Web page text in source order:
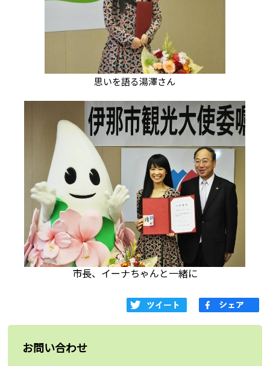
思いを語る湯澤さん
市長、イーナちゃんと一緒に
お問い合わせ